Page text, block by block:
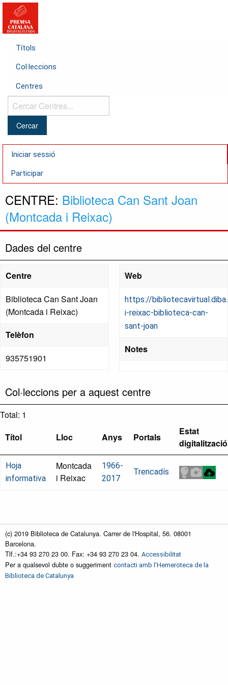
Títols
Col·leccions
Centres
Cercar
Centres...
Iniciar sessió
Participar
CENTRE: Biblioteca Can Sant Joan
(Montcada i Reixac)
Dades del centre
Centre
Biblioteca Can Sant Joan
(Montcada i Reixac)
Telèfon
935751901
Web
https://
i-reixac-biblioteca-can-
sant-joan
Notes
Col·leccions per a aquest centre
Total: 1
Títol
Lloc Anys Portals
Estat
digitalització
Hoja
informativa
Montcada
i Reixac
1966-
2017
Trencadís
(c) 2019 Biblioteca de Catalunya. Carrer de l'Hospital, 56. 08001
Barcelona.
Tlf.:+34 93 270 23 00. Fax: +34 93 270 23 04. Accessibilitat
Per a qualsevol dubte o suggeriment contacti amb l'Hemeroteca de la
Biblioteca de Catalunya